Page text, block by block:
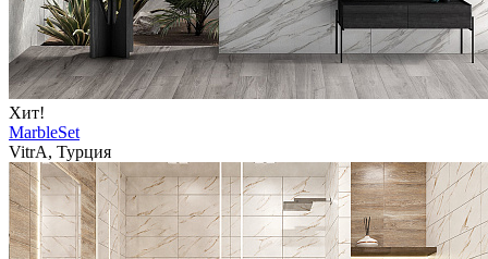
Хит!
MarbleSet
VitrA, Турция